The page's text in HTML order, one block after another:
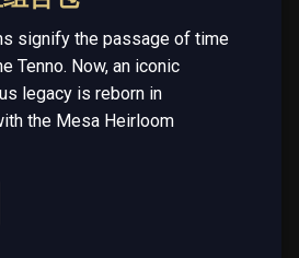
signify the passage of time
Tenno. Now, an iconic
legacy is reborn in
the Mesa Heirloom